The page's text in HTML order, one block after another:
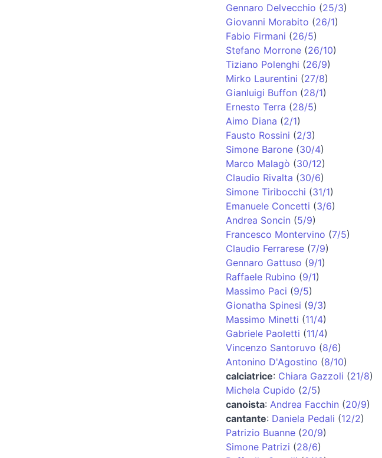
Gennaro Delvecchio (25/3)
Giovanni Morabito (26/1)
Fabio Firmani (26/5)
Stefano Morrone(26/10)
Tiziano Polenghi (26/9)
Mirko Laurentini (27/8)
Gianluigi Buffon (28/1)
Ernesto Terra (28/5)
Aimo Diana (2/1)
Fausto Rossini (2/3)
Simone Barone(30/4)
Marco Malagò (30/12)
Claudio Rivalta (30/6)
Simone Tiribocchi (31/1)
Emanuele Concetti (3/6)
Andrea Soncin (5/9)
Francesco Montervino (7/5)
Claudio Ferrarese(7/9)
Gennaro Gattuso (9/1)
Raffaele Rubino (9/1)
Massimo Paci (9/5)
Gionatha Spinesi (9/3)
Massimo Minetti (11/4)
Gabriele Paoletti (11/4)
Vincenzo Santoruvo (8/6)
Antonino D'Agostino (8/10)
calciatrice: Chiara Gazzoli (21/8)
Michela Cupido (2/5)
canoista: Andrea Facchin (20/9)
cantante: Daniela Pedali (12/2)
Patrizio Buanne(20/9)
Simone Patrizi (28/6)